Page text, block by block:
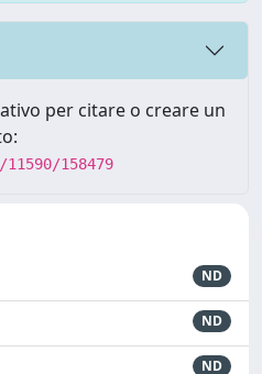
per citare o creare un
158479
ND
ND
ND